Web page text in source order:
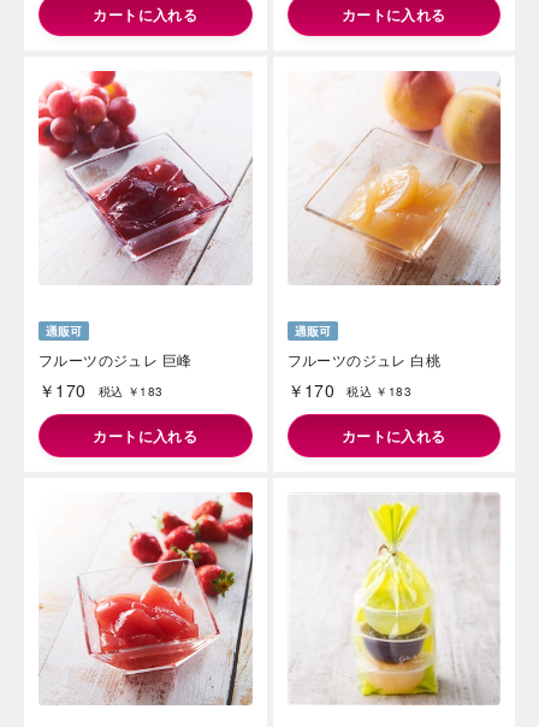
カートに入れる カートに入れる
フルーツのジュレ 巨峰
￥170 税込 ￥183
カートに入れる
フルーツのジュレ 白桃
￥170 税込 ￥183
カートに入れる
海外 Overseas shops
Singapore
Hong Kong
Thailand